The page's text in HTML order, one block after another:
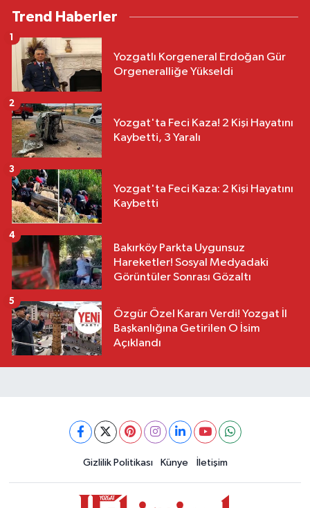
Trend Haberler
Yozgatlı Korgeneral Erdoğan Gür
Orgeneralliğe Yükseldi
1
Yozgat'ta Feci Kaza! 2 Kişi Hayatını
Kaybetti, 3 Yaralı
2
Yozgat'ta Feci Kaza: 2 Kişi Hayatını
Kaybetti
3
Bakırköy Parkta Uygunsuz
Hareketler! Sosyal Medyadaki
Görüntüler Sonrası Gözaltı
4
Özgür Özel Kararı Verdi! Yozgat İl
Başkanlığına Getirilen O İsim
Açıklandı
5
Gizlilik Politikası Künye İletişim